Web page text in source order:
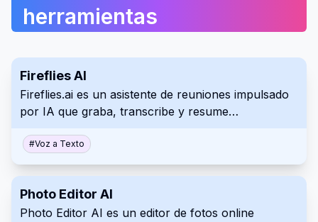
herramientas
Fireflies AI
Fireflies.ai es un asistente de reuniones impulsado
por IA que graba, transcribe y resume
de videoconferencia y productividad para
proporcionar información completa sobre el
eficiente sobre las discusiones y decisiones
importantes tomadas.
#Voz a Texto
Photo Editor AI
Photo Editor AI es un editor de fotos online